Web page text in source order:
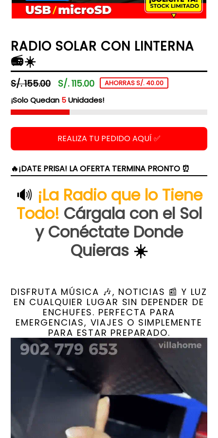
RADIO SOLAR CON LINTERNA
📻☀️
Precio
habitual
S/. 155.00 S/. 115.00 AHORRAS S/. 40.00
¡Solo Quedan 5Unidades!
REALIZA TU PEDIDO AQUÍ ✅
🔥¡DATE PRISA! LA OFERTA TERMINA PRONTO ⏰
🔊 ¡La Radio que lo Tiene
Todo! Cárgala con el Sol
y Conéctate Donde
Quieras ☀️
DISFRUTA MÚSICA 🎶, NOTICIAS 📰 Y LUZ
EN CUALQUIER LUGAR SIN DEPENDER DE
ENCHUFES. PERFECTA PARA
EMERGENCIAS, VIAJES O SIMPLEMENTE
PARA ESTAR PREPARADO.